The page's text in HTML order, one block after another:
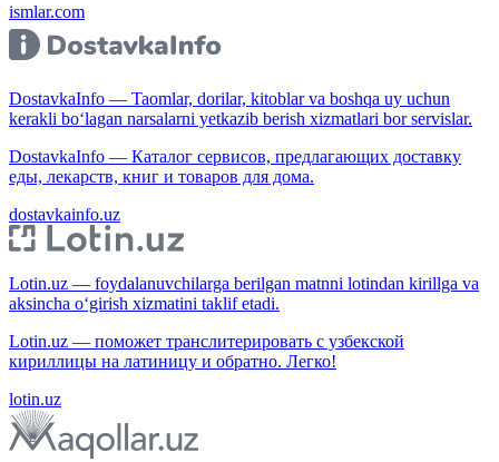
ismlar.com
DostavkaInfo — Taomlar, dorilar, kitoblar va boshqa uy uchun
kerakli bo‘lagan narsalarni yetkazib berish xizmatlari bor servislar.
DostavkaInfo — Каталог сервисов, предлагающих доставку
еды, лекарств, книг и товаров для дома.
dostavkainfo.uz
Lotin.uz — foydalanuvchilarga berilgan matnni lotindan kirillga va
aksincha o‘girish xizmatini taklif etadi.
Lotin.uz — поможет транслитерировать с узбекской
кириллицы на латиницу и обратно. Легко!
lotin.uz